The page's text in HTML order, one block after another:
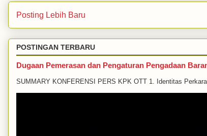
Posting Lebih Baru
POSTINGAN TERBARU
Dugaan Pemerasan dan Pengaturan Pengadaan
SUMMARY KONFERENSI PERS KPK OTT 1. Identitas